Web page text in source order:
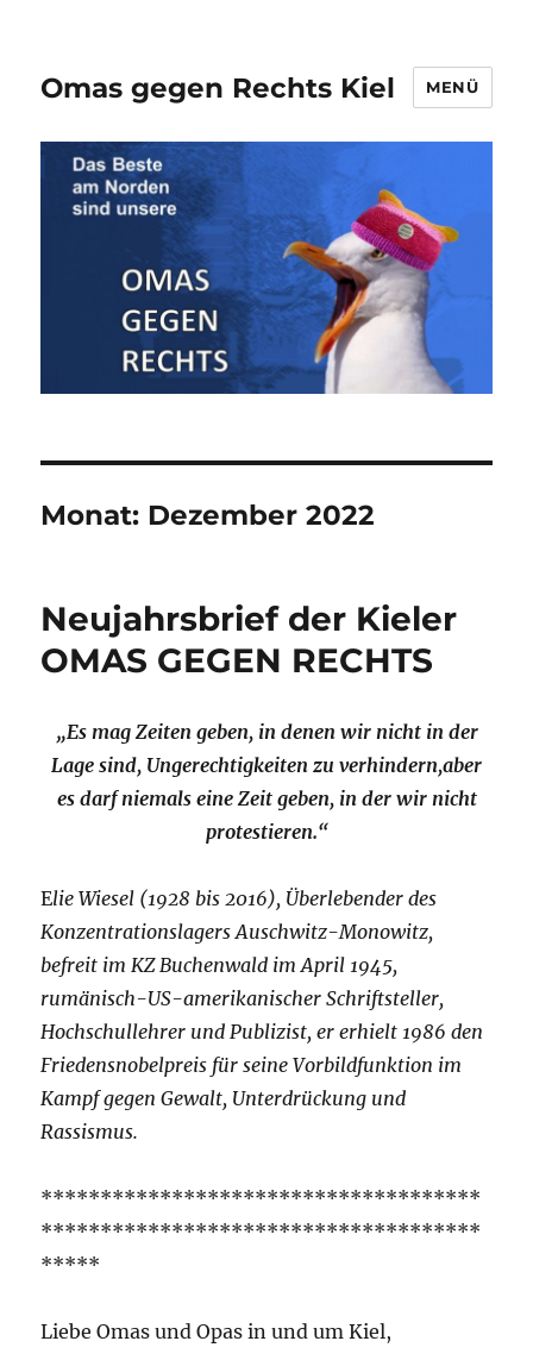
Omas gegen Rechts Kiel MENÜ
Monat: Dezember 2022
Neujahrsbrief der Kieler
OMAS GEGEN RECHTS
„Es mag Zeiten geben, in denen wir nicht in der
Lage sind, Ungerechtigkeiten zu verhindern,aber
es darf niemals eine Zeit geben, in der wir nicht
protestieren.“
Elie Wiesel (1928 bis 2016), Überlebender des
Konzentrationslagers Auschwitz-Monowitz,
befreit im KZ Buchenwald im April 1945,
rumänisch-US-amerikanischer Schriftsteller,
Hochschullehrer und Publizist, er erhielt 1986 den
Friedensnobelpreis für seine Vorbildfunktion im
Kampf gegen Gewalt, Unterdrückung und
Rassismus.
*************************************
*************************************
*****
Liebe Omas und Opas in und um Kiel,